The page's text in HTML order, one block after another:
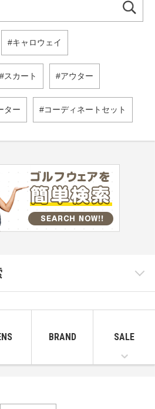
キャロウェイ
スカート アウター
ター コーディネートセット
BRAND SALE